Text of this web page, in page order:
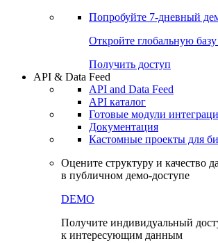
Попробуйте 7-дневный
Откройте глобальную
Получить доступ
API & Data Feed
API and Data Feed
API каталог
Готовые модули
Документация
Кастомные проекты для
Оцените структуру и качество
в публичном демо-доступе
DEMO
Получите индивидуальный
к интересующим данным